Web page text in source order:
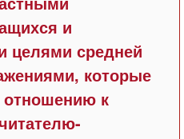
и
целями средней
которые
отношению к